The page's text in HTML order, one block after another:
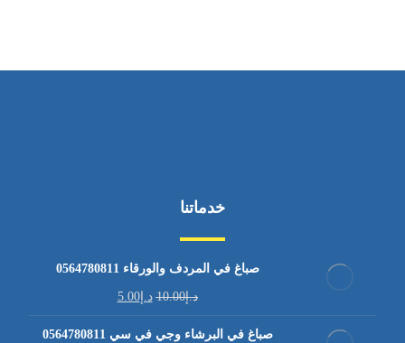
خدماتنا
صباغ في المردف والورقاء 0564780811
د.إ10.00 د.إ5.00
صباغ في البرشاء وجي في سي 0564780811